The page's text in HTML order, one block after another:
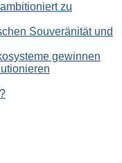
zu
Souveränität und
gewinnen